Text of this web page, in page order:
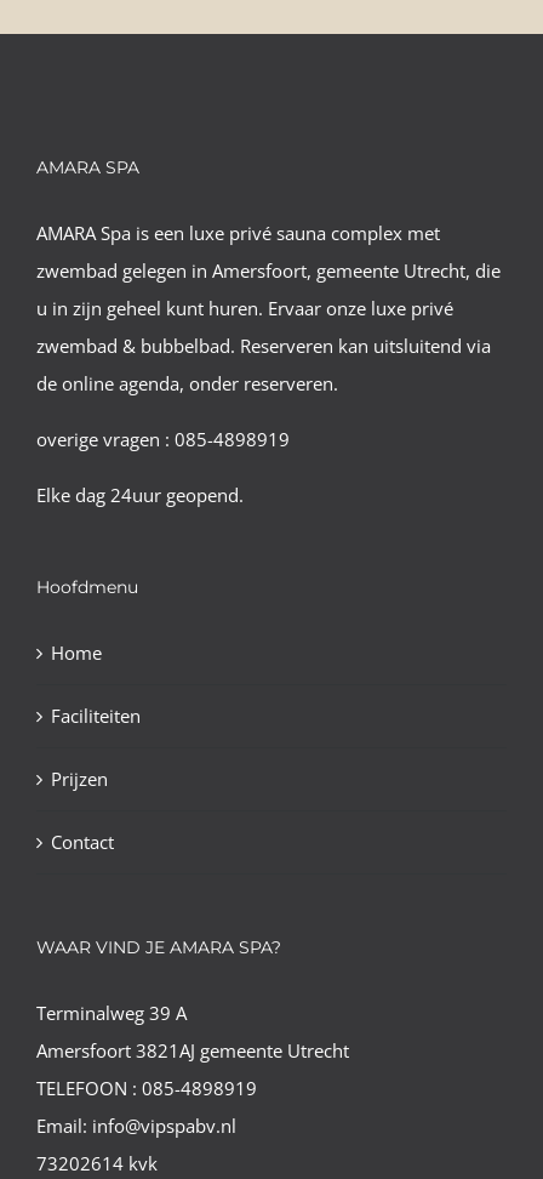
AMARA SPA
AMARA Spa is een luxe privé sauna complex met
zwembad gelegen in Amersfoort, gemeente Utrecht, die
u in zijn geheel kunt huren. Ervaar onze luxe privé
zwembad & bubbelbad. Reserveren kan uitsluitend via
de online agenda, onder reserveren.
overige vragen : 085-4898919
Elke dag 24uur geopend.
Hoofdmenu
Home
Faciliteiten
Prijzen
Contact
WAAR VIND JE AMARA SPA?
Terminalweg 39 A
Amersfoort 3821AJ gemeente Utrecht
TELEFOON : 085-4898919
Email: info@vipspabv.nl
73202614 kvk